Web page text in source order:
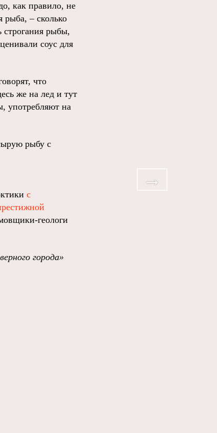
как правило, не
рыба, – сколько
строгания рыбы,
соус для
что
же на лед и тут
употребляют на
рыбу с
с
геологи
города»